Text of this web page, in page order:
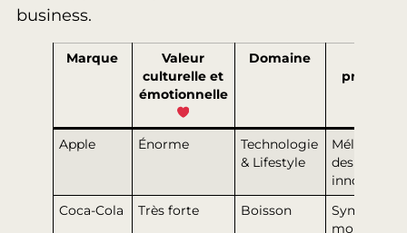
business.
Marque
Valeur
culturelle et
émotionnelle
Domaine
Apple Énorme
Technologie
& Lifestyle
Mélange
design &
innovation
Coca-Cola Très forte Boisson
mondial